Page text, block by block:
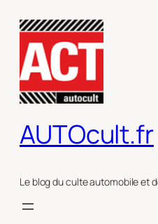
contenu
AUTOcult.fr
Le blog du culte automobile et